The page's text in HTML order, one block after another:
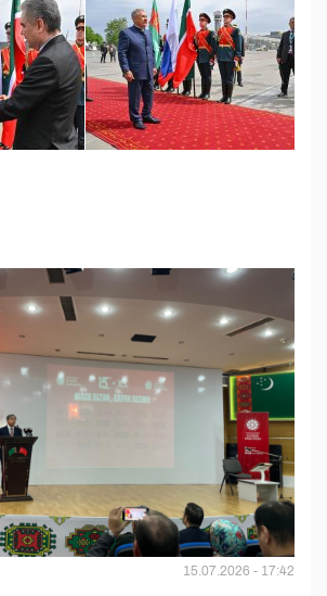
15.07.2026 - 17:42